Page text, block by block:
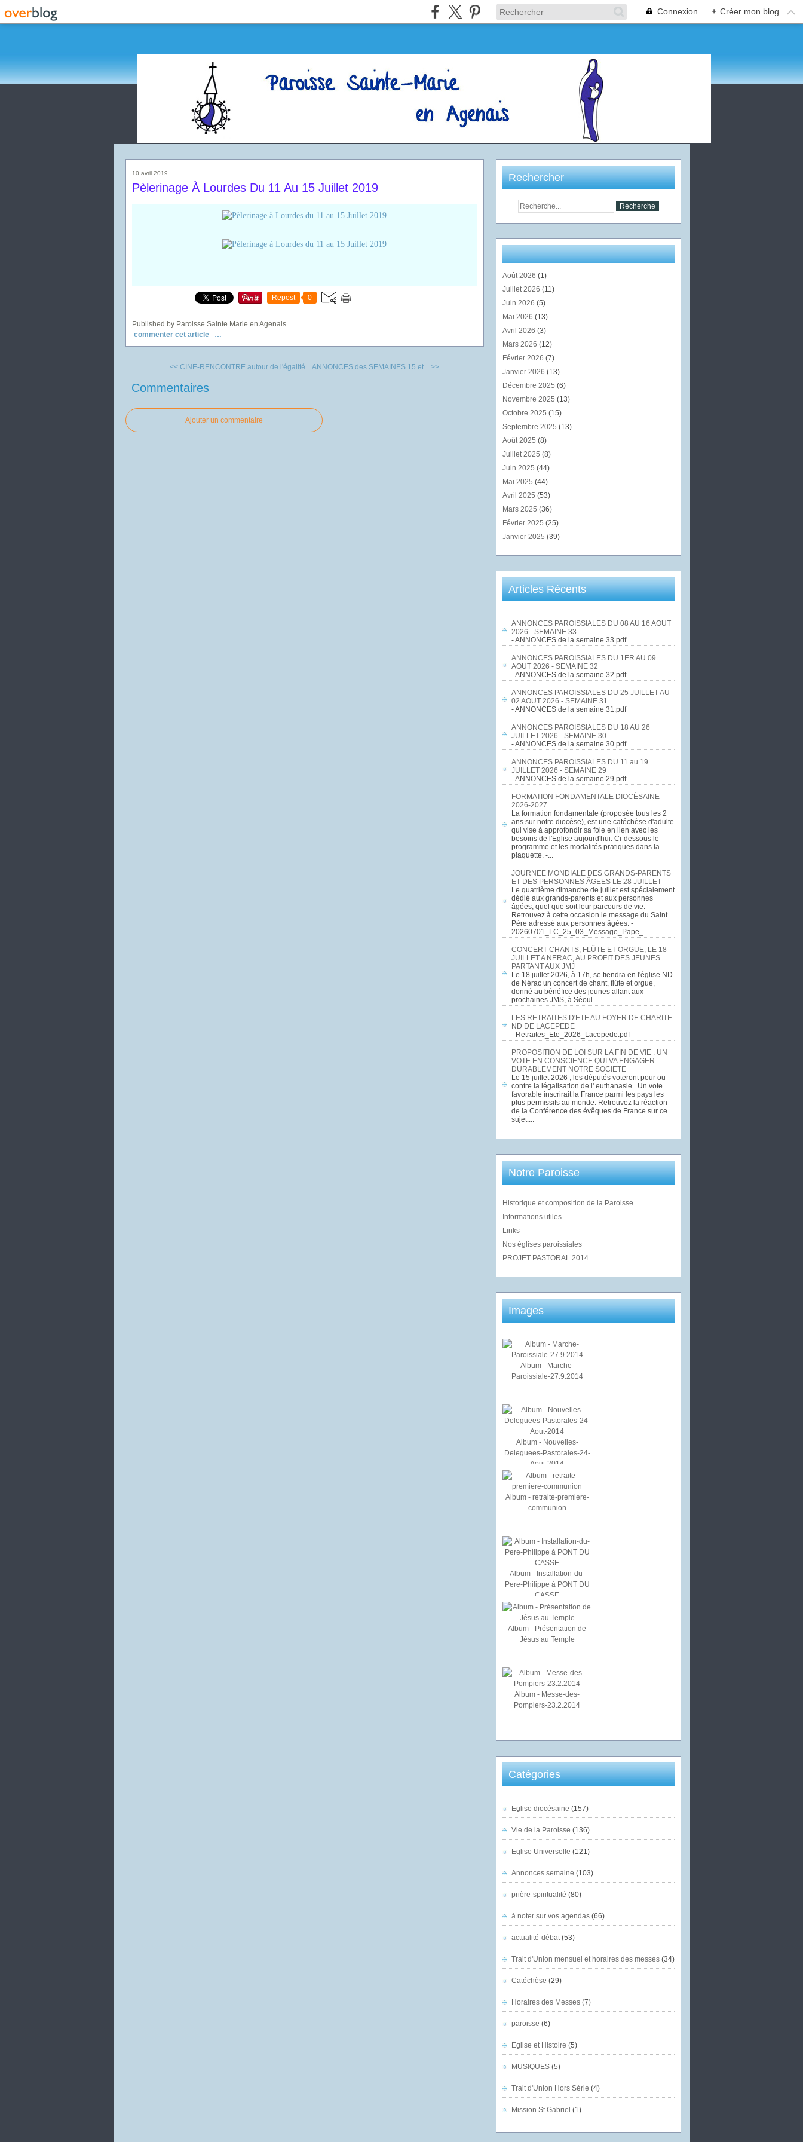
Connexion + Créer mon blog
10 avril 2019
Pèlerinage À Lourdes Du 11 Au 15 Juillet 2019
Repost 0
Published by Paroisse Sainte Marie en Agenais
commenter cet article
…
<< CINE-RENCONTRE autour de l'égalité... ANNONCES des SEMAINES 15 et... >>
Commentaires
Ajouter un commentaire
Rechercher
Août 2026 (1)
Juillet 2026 (11)
Juin 2026 (5)
Mai 2026 (13)
Avril 2026 (3)
Mars 2026 (12)
Février 2026 (7)
Janvier 2026 (13)
Décembre 2025 (6)
Novembre 2025 (13)
Octobre 2025 (15)
Septembre 2025 (13)
Août 2025 (8)
Juillet 2025 (8)
Juin 2025 (44)
Mai 2025 (44)
Avril 2025 (53)
Mars 2025 (36)
Février 2025 (25)
Janvier 2025 (39)
Articles Récents
ANNONCES PAROISSIALES DU 08 AU 16 AOUT
2026 - SEMAINE 33
- ANNONCES de la semaine 33.pdf
ANNONCES PAROISSIALES DU 1ER AU 09
AOUT 2026 - SEMAINE 32
- ANNONCES de la semaine 32.pdf
ANNONCES PAROISSIALES DU 25 JUILLET AU
02 AOUT 2026 - SEMAINE 31
- ANNONCES de la semaine 31.pdf
ANNONCES PAROISSIALES DU 18 AU 26
JUILLET 2026 - SEMAINE 30
- ANNONCES de la semaine 30.pdf
ANNONCES PAROISSIALES DU 11 au 19
JUILLET 2026 - SEMAINE 29
- ANNONCES de la semaine 29.pdf
FORMATION FONDAMENTALE DIOCÉSAINE
2026-2027
La formation fondamentale (proposée tous les 2
ans sur notre diocèse), est une catéchèse d'adulte
qui vise à approfondir sa foie en lien avec les
besoins de l'Eglise aujourd'hui. Ci-dessous le
programme et les modalités pratiques dans la
plaquette. -...
JOURNEE MONDIALE DES GRANDS-PARENTS
ET DES PERSONNES ÂGEES LE 28 JUILLET
Le quatrième dimanche de juillet est spécialement
dédié aux grands-parents et aux personnes
âgées, quel que soit leur parcours de vie.
Retrouvez à cette occasion le message du Saint
Père adressé aux personnes âgées. -
20260701_LC_25_03_Message_Pape_...
CONCERT CHANTS, FLÛTE ET ORGUE, LE 18
JUILLET A NERAC, AU PROFIT DES JEUNES
PARTANT AUX JMJ
Le 18 juillet 2026, à 17h, se tiendra en l'église ND
de Nérac un concert de chant, flûte et orgue,
donné au bénéfice des jeunes allant aux
prochaines JMS, à Séoul.
LES RETRAITES D'ETE AU FOYER DE CHARITE
ND DE LACEPEDE
- Retraites_Ete_2026_Lacepede.pdf
PROPOSITION DE LOI SUR LA FIN DE VIE : UN
VOTE EN CONSCIENCE QUI VA ENGAGER
DURABLEMENT NOTRE SOCIETE
Le 15 juillet 2026 , les députés voteront pour ou
contre la légalisation de l' euthanasie . Un vote
favorable inscrirait la France parmi les pays les
plus permissifs au monde. Retrouvez la réaction
de la Conférence des évêques de France sur ce
sujet....
Notre Paroisse
Historique et composition de la Paroisse
Informations utiles
Links
Nos églises paroissiales
PROJET PASTORAL 2014
Images
Album - Marche-
Paroissiale-27.9.2014
Album - Nouvelles-
Deleguees-Pastorales-24-
Aout-2014
Album - retraite-premiere-
communion
Album - Installation-du-
Pere-Philippe à PONT DU
CASSE
Album - Présentation de
Jésus au Temple
Album - Messe-des-
Pompiers-23.2.2014
Catégories
Eglise diocésaine (157)
Vie de la Paroisse (136)
Eglise Universelle (121)
Annonces semaine (103)
prière-spiritualité (80)
à noter sur vos agendas(66)
actualité-débat(53)
Trait d'Union mensuel et horaires des messes(34)
Catéchèse (29)
Horaires des Messes(7)
paroisse (6)
Eglise et Histoire (5)
MUSIQUES(5)
Trait d'Union Hors Série (4)
Mission St Gabriel (1)